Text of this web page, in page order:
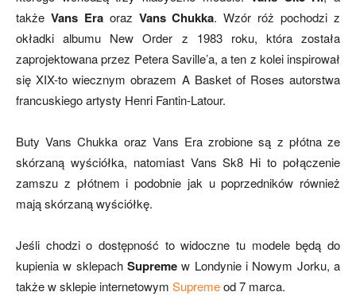
także Vans Eraoraz Vans Chukka. Wzór róż pochodzi z
okładki albumu New Order z 1983 roku, która została
zaprojektowana przez Petera Saville’a, a ten z kolei inspirował
się XIX-to wiecznym obrazem A Basket of Roses autorstwa
francuskiego artysty Henri Fantin-Latour.
Buty Vans Chukka oraz Vans Era zrobione są z płótna ze
skórzaną wyściółka, natomiast Vans Sk8 Hi to połączenie
zamszu z płótnem i podobnie jak u poprzedników również
mają skórzaną wyściółkę.
Jeśli chodzi o dostępność to widoczne tu modele będą do
kupienia w sklepach Supreme w Londynie i Nowym Jorku, a
także w sklepie internetowym Supremeod 7 marca.